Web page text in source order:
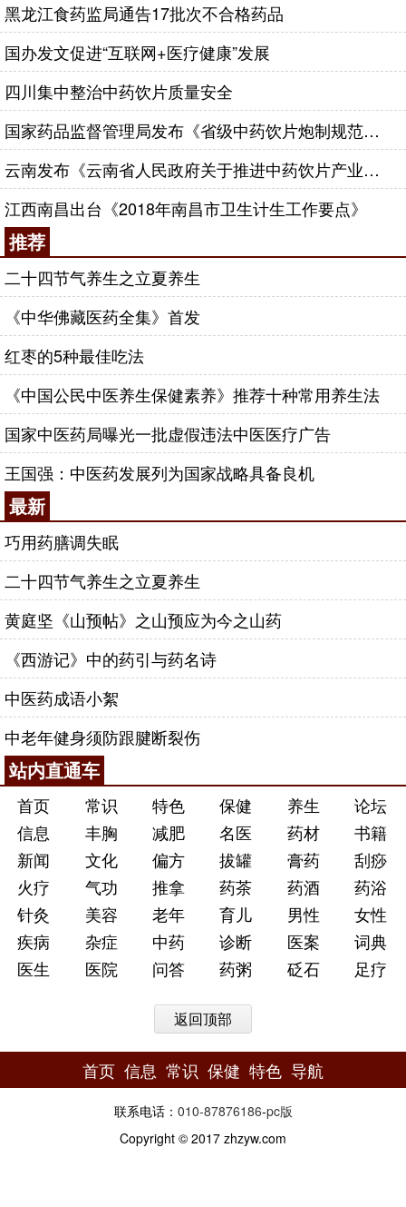
黑龙江食药监局通告17批次不合格药品
国办发文促进“互联网+医疗健康”发展
四川集中整治中药饮片质量安全
国家药品监督管理局发布《省级中药饮片炮制规范修订的技术指导原则》
云南发布《云南省人民政府关于推进中药饮片产业发展的若干意见》
江西南昌出台《2018年南昌市卫生计生工作要点》
推荐
二十四节气养生之立夏养生
《中华佛藏医药全集》首发
红枣的5种最佳吃法
《中国公民中医养生保健素养》推荐十种常用养生法
国家中医药局曝光一批虚假违法中医医疗广告
王国强：中医药发展列为国家战略具备良机
最新
巧用药膳调失眠
二十四节气养生之立夏养生
黄庭坚《山预帖》之山预应为今之山药
《西游记》中的药引与药名诗
中医药成语小絮
中老年健身须防跟腱断裂伤
站内直通车
首页 常识 特色 保健 养生
论坛
信息
丰胸 减肥 名医 药材
书籍
新闻
文化 偏方 拔罐 膏药
刮痧
火疗
气功 推拿 药茶 药酒
药浴
针灸
美容 老年 育儿 男性
女性
疾病
杂症 中药 诊断 医案
词典
医生
医院 问答 药粥 砭石 足疗
返回顶部
首页 信息 常识 保健 特色 导航
联系电话： 010-87876186-pc版
Copyright © 2017 zhzyw.com